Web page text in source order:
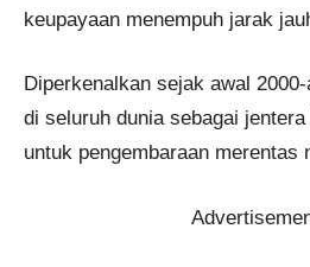
keupayaan menempuh jarak
Diperkenalkan sejak awal
di seluruh dunia sebagai
untuk pengembaraan merentas